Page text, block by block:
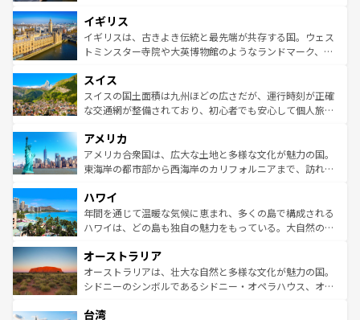
いる。シャンパンの発祥地であるランス、プロヴァンスの
香り高いラベンダー畑など、多彩な楽しみ方が可能だ。さ
らに、パリ以外の地域にも魅力が溢れており、どの街角に
れる地方に足を運ぶとそれぞれで全く異なる文化を体験で
きるだろう。 なお、新着のフランス情報はコンテンツ一覧
を参照してほしい。
顔を持つこの国は、どこを歩いても飽きることがない。ベ
ルリンの文化的活気、バイエルン州のアルプスの絶景、そ
してライン川沿いのワイン畑といった風景は必見。ビール
は、お酒好きな人にはぜひ体験してほしい。 なお、新着の
ドイツ情報はコンテンツ一覧を参照してほしい。
イギリス
イギリスは、古きよき伝統と最先端が共存する国。ウェス
トミンスター寺院や大英博物館のようなランドマーク、歴
リアごとに異なる魅力がある。また、優雅なアフタヌーン
ティー、ビール好きにはたまらない英国パブ、サッカー観
戦など、本場だからこそできる体験も豊富。イギリスを旅
ンツ一覧を参照してほしい。
スイス
スイスの国土面積は九州ほどの広さだが、運行時刻が正確
な交通網が整備されており、初心者でも安心して個人旅行
の建物がそのまま残る町や、スイスならではのユニークな
博物館もあり、アルプス観光だけでなく町歩きも満喫する
ことができる。国民の所得が高いため物価も高いが、旅行
ば市内交通費無料で観光を楽しむこともできる。 なお、新
着のスイス情報はコンテンツ一覧 を参照してほしい。
アメリカ
アメリカ合衆国は、広大な土地と多様な文化が魅力の国。
東海岸の都市部から西海岸のカリフォルニアまで、訪れる
のような巨大都市は、観光、ショッピング、エンターテイ
ンメントが詰まった刺激的なスポットだ。一方、アメリカ
西部には大自然が広がり、グランドキャニオンやイエロー
部のニューオーリンズでは、音楽と美食が融合した独特の
文化が魅力。旅行者はアメリカの各地域で異なる魅力を楽
しみながら、その多様性と豊かな歴史を感じることができ
ならではの贅沢な旅のスタイルだ。 なお、新着のアメリカ
ハワイ
年間を通じて温暖な気候に恵まれ、多くの島で構成される
ハワイは、どの島も独自の魅力をもっている。大自然の神
ワイ島は見逃せない。また、定番の観光地といえばオアフ
島だが、静かな自然を求めるならマウイ島やカウアイ島が
おすすめ。エメラルドグリーンに輝く海をはじめ、豊かな
れるおもてなしの心で訪れる人々を迎えてくれるハワイの
オーストラリア
オーストラリアは、壮大な自然と多様な文化が魅力の国。
シドニーのシンボルであるシドニー・オペラハウス、オー
リアリーフや大陸中央部にそびえるウルル（エアーズロッ
台湾